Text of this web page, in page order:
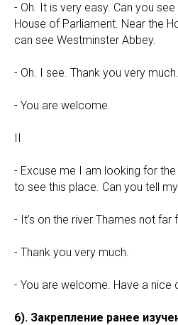
- Oh. It is very easy. Can you
House of Parliament. Near the
can see Westminster Abbey.
- Oh. I see. Thank you very much.
- You are welcome.
II
- Excuse me I am looking for the
to see this place. Can you tell
- It’s on the river Thames not
- Thank you very much.
- You are welcome. Have a nice
6). Закрепление ранее